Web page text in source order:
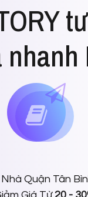
Quận Tân